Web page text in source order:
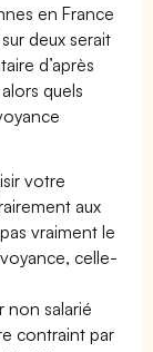
en France
deux serait
d’après
quels
votre
aux
vraiment le
celle-
non salarié
contraint par